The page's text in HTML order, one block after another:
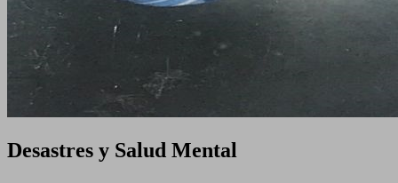
Desastres y Salud Mental